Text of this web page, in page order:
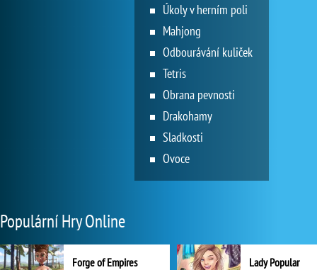
Úkoly v herním poli
Mahjong
Odbourávání kuliček
Tetris
Obrana pevnosti
Drakohamy
Sladkosti
Ovoce
Populární Hry Online
Forge of Empires Lady Popular